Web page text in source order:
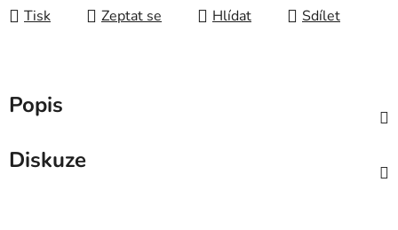
Tisk Zeptat se Hlídat Sdílet
Popis
Diskuze